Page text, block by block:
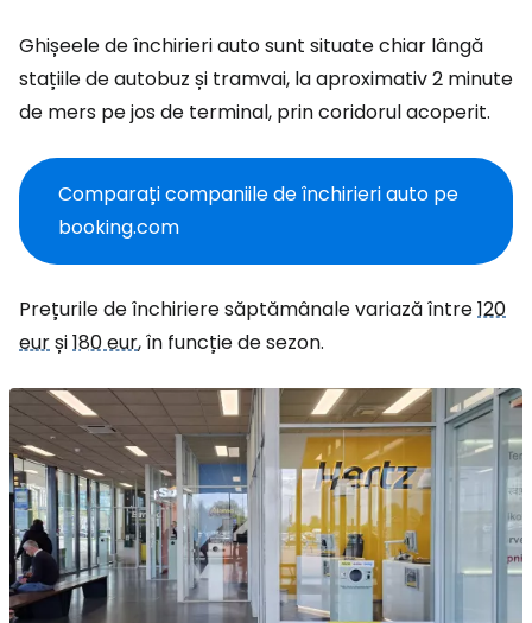
Ghișeele de închirieri auto sunt situate chiar lângă
stațiile de autobuz și tramvai, la aproximativ 2 minute
de mers pe jos de terminal, prin coridorul acoperit.
Comparați companiile de închirieri auto pe
booking.com
Prețurile de închiriere săptămânale variază între120
eurși180 eur, în funcție de sezon.